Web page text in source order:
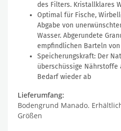
des Filters. Kristallklares
Optimal für Fische,
Abgabe von
Wasser. Abgerundete
empfindlichen Barteln
Speicherungskraft: Der
überschüssige
Bedarf wieder ab
Lieferumfang:
Bodengrund Manado.
Größen